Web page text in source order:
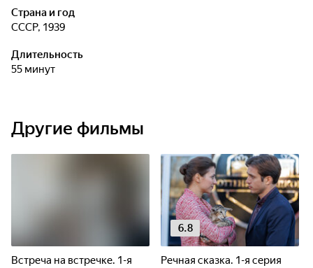
Страна и год
СССР, 1939
Длительность
55 минут
Другие фильмы
Встреча на встречке. 1-я
6.8
Речная сказка. 1-я серия